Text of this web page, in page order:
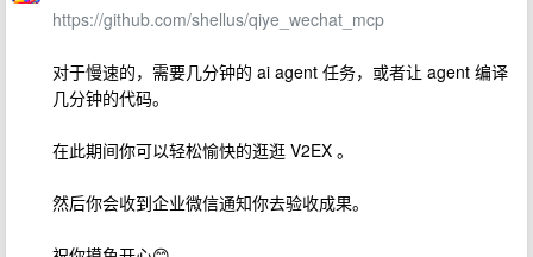
https://github.com/shellus/qiye_wechat_mcp
对于慢速的，需要几分钟的 ai agent 任务，或者让 agent 编译
几分钟的代码。
在此期间你可以轻松愉快的逛逛 V2EX 。
然后你会收到企业微信通知你去验收成果。